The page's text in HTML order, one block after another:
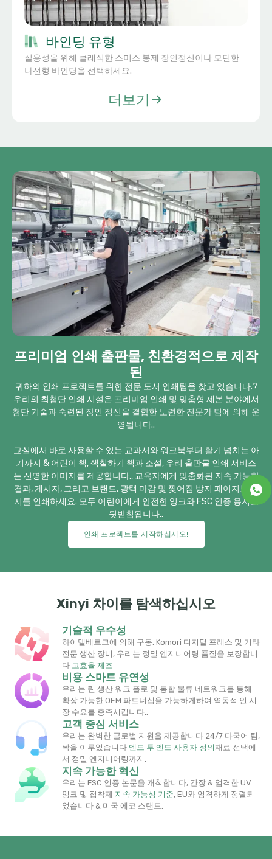
바인딩 유형
실용성을 위해 클래식한 스미스 봉제 장인정신이나 모던한
나선형 바인딩을 선택하세요.
더보기
프리미엄 인쇄 출판물, 친환경적으로 제작
된
귀하의 인쇄 프로젝트를 위한 전문 도서 인쇄팀을 찾고 있습니다.?
우리의 최첨단 인쇄 시설은 프리미엄 인쇄 및 맞춤형 제본 분야에서
첨단 기술과 숙련된 장인 정신을 결합한 노련한 전문가 팀에 의해 운
영됩니다..
교실에서 바로 사용할 수 있는 교과서와 워크북부터 활기 넘치는 아
기까지 & 어린이 책, 색칠하기 책과 소설, 우리 출판물 인쇄 서비스
는 선명한 이미지를 제공합니다., 교육자에게 맞춤화된 지속 가능한
결과, 게시자, 그리고 브랜드. 광택 마감 및 찢어짐 방지 페이지로 잡
지를 인쇄하세요. 모두 어린이에게 안전한 잉크와 FSC 인증 용지로
뒷받침됩니다..
인쇄 프로젝트를 시작하십시오!
Xinyi 차이를 탐색하십시오
기술적 우수성
하이델베르크에 의해 구동, Komori 디지털 프레스 및 기타
전문 생산 장비, 우리는 정밀 엔지니어링 품질을 보장합니
다 고효율 제조
비용 스마트 유연성
우리는 린 생산 워크 플로 및 통합 물류 네트워크를 통해
확장 가능한 OEM 파트너십을 가능하게하여 역동적 인 시
장 수요를 충족시킵니다..
고객 중심 서비스
우리는 완벽한 글로벌 지원을 제공합니다 24/7 다국어 팀,
짝을 이루었습니다 엔드 투 엔드 사용자 정의재료 선택에
서 정밀 엔지니어링까지.
지속 가능한 혁신
우리는 FSC 인증 논문을 개척합니다, 간장 & 엄격한 UV
잉크 및 접착제 지속 가능성 기준​, EU와 엄격하게 정렬되
었습니다 & 미국 에코 스탠드.